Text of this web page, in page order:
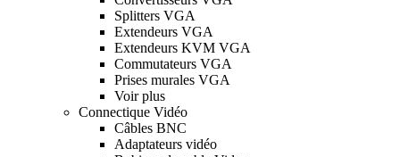
Splitters VGA
Extendeurs VGA
Extendeurs KVM VGA
Commutateurs VGA
Prises murales VGA
Voir plus
Connectique Vidéo
Câbles BNC
Adaptateurs vidéo